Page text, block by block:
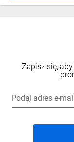
Zapisz się,
Podaj adres e-mail